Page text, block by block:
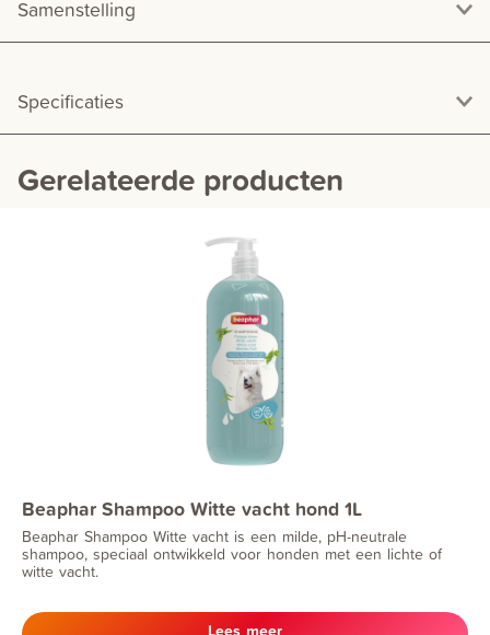
Samenstelling
Specificaties
Gerelateerde producten
Beaphar Shampoo Witte vacht hond 1L
Beaphar Shampoo Witte vacht is een milde, pH-neutrale
shampoo, speciaal ontwikkeld voor honden met een lichte of
witte vacht.